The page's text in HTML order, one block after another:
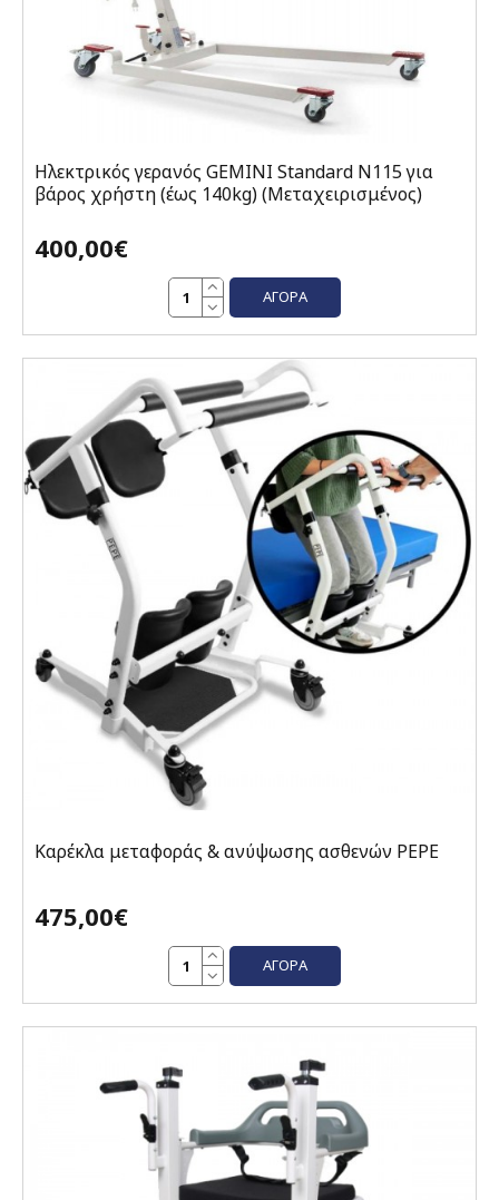
Ηλεκτρικός γερανός GEMINI Standard Ν115 για
βάρος χρήστη (έως 140kg) (Μεταχειρισμένος)
400,00€
ΑΓΟΡΆ
Καρέκλα μεταφοράς & ανύψωσης ασθενών PEPE
475,00€
ΑΓΟΡΆ